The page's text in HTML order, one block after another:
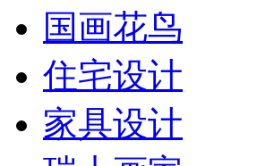
国画花鸟
住宅设计
家具设计